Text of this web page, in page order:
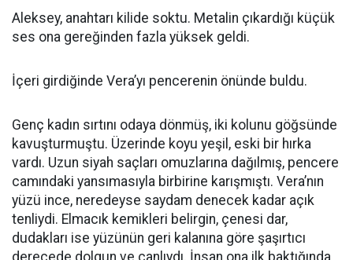
Aleksey, anahtarı kilide soktu. Metalin çıkardığı küçük
ses ona gereğinden fazla yüksek geldi.
İçeri girdiğinde Vera’yı pencerenin önünde buldu.
Genç kadın sırtını odaya dönmüş, iki kolunu göğsünde
kavuşturmuştu. Üzerinde koyu yeşil, eski bir hırka
vardı. Uzun siyah saçları omuzlarına dağılmış, pencere
camındaki yansımasıyla birbirine karışmıştı. Vera’nın
yüzü ince, neredeyse saydam denecek kadar açık
tenliydi. Elmacık kemikleri belirgin, çenesi dar,
dudakları ise yüzünün geri kalanına göre şaşırtıcı